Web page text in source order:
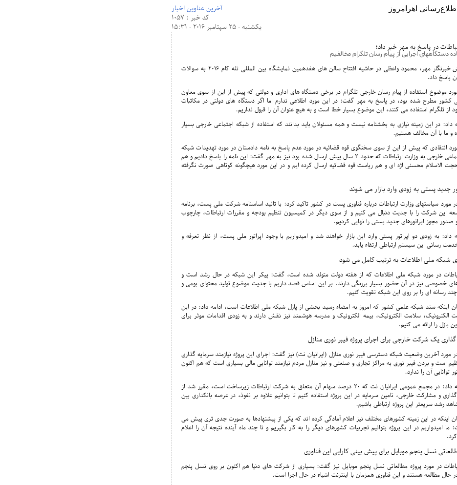
آخرین عناوین اخبار
کد خبر : 1057
یکشنبه - 25 سپتامبر 2016 - 15:31
در پاسخ به مهر خبر داد؛
دستگاههای اجرایی از پیام رسان تلگرام مخالفیم
به گزارش خبرنگار مهر، محمود واعظی در حاشیه افتتاح سالن های هفدهمین نمایشگاه بین المللی تله کام ۲۰۱۶ به سوالات
پاسخ داد.
موضوع استفاده از پیام رسان خارجی تلگرام در برخی دستگاه های اداری و دولتی که پیش از این از سوی معاون
کشور مطرح شده بود، در پاسخ به مهر گفت: در این مورد اطلاعی ندارم اما اگر دستگاه های دولتی در مکاتبات
از تلگرام استفاده می کنند، این موضوع بسیار خطا است و به هیچ عنوان آن را قبول نداریم.
داد: در این زمینه نیازی به بخشنامه نیست و همه مسئولان باید بدانند که استفاده از شبکه اجتماعی خارجی بسیار
و ما با آن مخالف هستیم.
انتقادی که پیش از این از سوی سخنگوی قوه قضائیه در مورد عدم پاسخ به نامه دادستان در مورد تهدیدات شبکه
های اجتماعی خارجی به وزارت ارتباطات که حدود ۲ سال پیش ارسال شده بود نیز به مهر گفت: این نامه را پاسخ دادیم و هم
الاسلام محسنی اژه ای و هم ریاست قوه قضائیه ارسال کرده ایم و در این مورد هیچگونه کوتاهی صورت نگرفته
جدید پستی به زودی وارد بازار می شوند
مورد سیاستهای وزارت ارتباطات درباره فناوری پست در کشور تاکید کرد: با تائید اساسنامه شرکت ملی پست، برنامه
این شرکت را با جدیت دنبال می کنیم و از سوی دیگر در کمیسیون تنظیم بودجه و مقررات ارتباطات، چارچوب
صدور مجوز اپراتورهای جدید پستی را نهایی کردیم.
داد: به زودی دو اپراتور پستی وارد این بازار خواهند شد و امیدواریم با وجود اپراتور ملی پست، از نظر تعرفه و
رسانی این سیستم ارتباطی ارتقاء یابد.
شبکه ملی اطلاعات به ترتیب کامل می شود
در مورد شبکه ملی اطلاعات که از هفته دولت متولد شده است، گفت: پیکر این شبکه در حال رشد است و
خصوصی نیز در آن حضور بسیار پررنگی دارند. بر این اساس قصد داریم با جدیت موضوع تولید محتوای بومی و
چند رسانه ای را بر روی این شبکه تقویت کنیم.
اینکه سند شبکه علمی کشور که امروز به امضاء رسید بخشی از پازل شبکه ملی اطلاعات است، ادامه داد: در این
الکترونیک، سلامت الکترونیک، بیمه الکترونیک و مدرسه هوشمند نیز نقش دارند و به زودی اقدامات موثر برای
پازل را ارائه می کنیم.
گذاری یک شرکت خارجی برای اجرای پروژه فیبر نوری منازل
مورد آخرین وضعیت شبکه دسترسی فیبر نوری منازل (ایرانیان نت) نیز گفت: اجرای این پروژه نیازمند سرمایه گذاری
است و بردن فیبر نوری به مراکز تجاری و صنعتی و نیز منازل مردم نیازمند توانایی مالی بسیاری است که هم اکنون
توانایی آن را ندارد.
وی ادامه داد: در مجمع عمومی ایرانیان نت که ۲۰ درصد سهام آن متعلق به شرکت ارتباطات زیرساخت است، مقرر شد از
و مشارکت خارجی، تامین سرمایه در این پروژه استفاده کنیم تا بتوانیم علاوه بر نفوذ، در عرصه بانکداری بین
رشد سریعتر این پروژه ارتباطی باشیم.
اینکه در این زمینه کشورهای مختلف نیز اعلام آمادگی کرده اند که یکی از پیشنهادها به صورت جدی تری پیش می
ما امیدواریم در این پروژه بتوانیم تجربیات کشورهای دیگر را به کار بگیریم و تا چند ماه آینده نتیجه آن را اعلام
نسل پنجم موبایل برای پیش بینی کارایی این فناوری
در مورد پروژه مطالعاتی نسل پنجم موبایل نیز گفت: بسیاری از شرکت های دنیا هم اکنون بر روی نسل پنجم
حال مطالعه هستند و این فناوری همزمان با اینترنت اشیاء در حال اجرا است.